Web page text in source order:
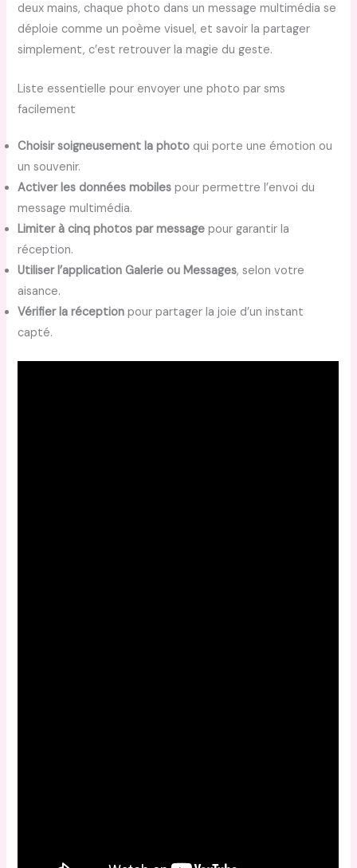
deux mains, chaque photo dans un message multimédia se
déploie comme un poème visuel, et savoir la partager
simplement, c’est retrouver la magie du geste.
Liste essentielle pour envoyer une photo par sms
facilement
Choisir soigneusement la photo qui porte une émotion ou
un souvenir.
Activer les données mobiles pour permettre l’envoi du
message multimédia.
Limiter à cinq photos par message pour garantir la
réception.
Utiliser l’application Galerie ou Messages, selon votre
aisance.
Vérifier la réception pour partager la joie d’un instant
capté.